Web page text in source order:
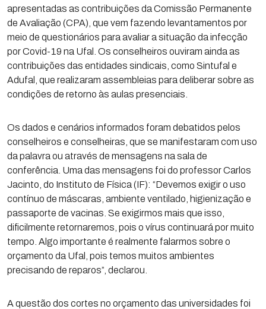
apresentadas as contribuições da Comissão Permanente
de Avaliação (CPA), que vem fazendo levantamentos por
meio de questionários para avaliar a situação da infecção
por Covid-19 na Ufal. Os conselheiros ouviram ainda as
contribuições das entidades sindicais, como Sintufal e
Adufal, que realizaram assembleias para deliberar sobre as
condições de retorno às aulas presenciais.
Os dados e cenários informados foram debatidos pelos
conselheiros e conselheiras, que se manifestaram com uso
da palavra ou através de mensagens na sala de
conferência. Uma das mensagens foi do professor Carlos
Jacinto, do Instituto de Física (IF): “Devemos exigir o uso
contínuo de máscaras, ambiente ventilado, higienização e
passaporte de vacinas. Se exigirmos mais que isso,
dificilmente retornaremos, pois o vírus continuará por muito
tempo. Algo importante é realmente falarmos sobre o
orçamento da Ufal, pois temos muitos ambientes
precisando de reparos”, declarou.
A questão dos cortes no orçamento das universidades foi